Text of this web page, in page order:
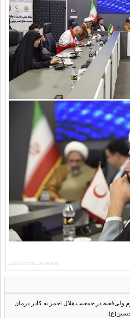
4/10/2025 12:29:09 PM
ولی‌فقیه در جمعیت هلال احمر به کادر درمان